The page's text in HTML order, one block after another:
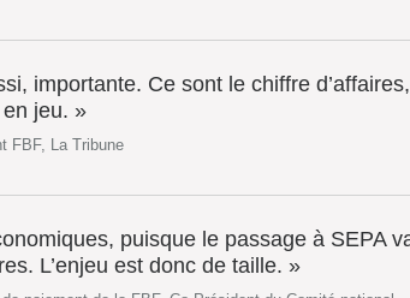
importante. Ce sont le chiffre d’affaires,
jeu. »
FBF, La Tribune
puisque le passage à SEPA
L’enjeu est donc de taille. »